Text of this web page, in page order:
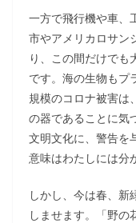
一方で飛行機や車、
市やアメリカロサン
り、この間だけでも
です。海の生物もプ
規模のコロナ被害は
の器であることに気
文明文化に、警告を
意味はわたしには分
しかし、今は春、新
しませます。「野の